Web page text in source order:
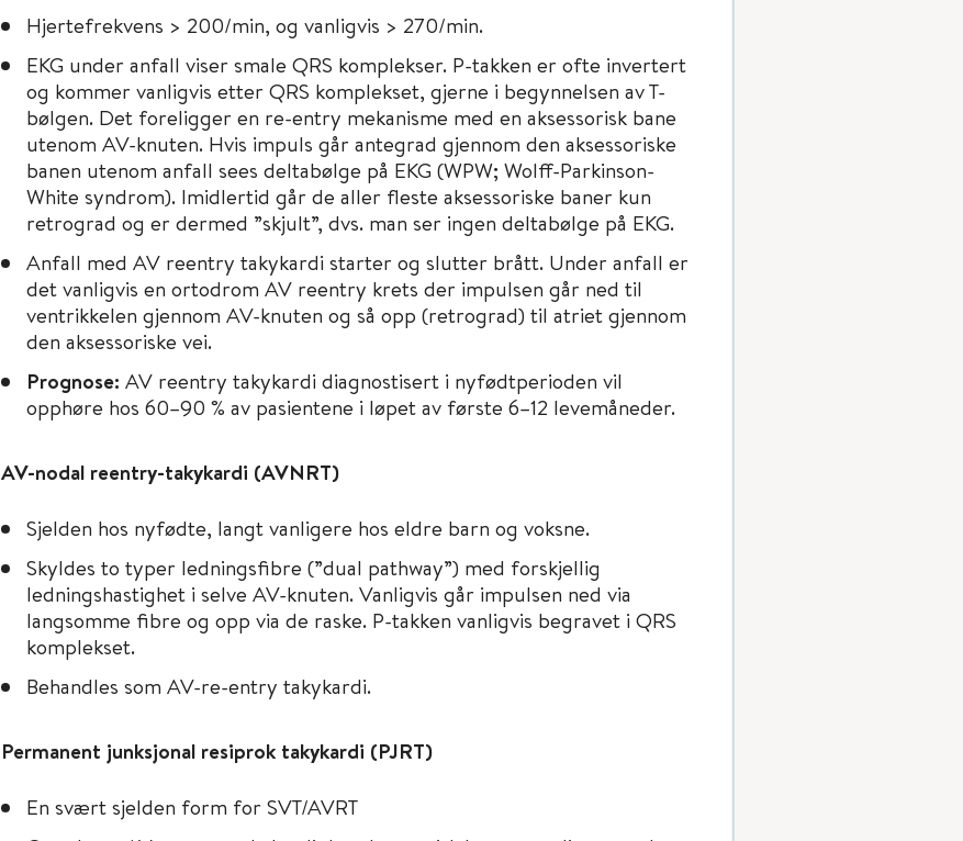
Hjertefrekvens > 200/min, og vanligvis > 270/min.
EKG under anfall viser smale QRS komplekser. P-takken er ofte invertert
og kommer vanligvis etter QRS komplekset, gjerne i begynnelsen av T-
bølgen. Det foreligger en re-entry mekanisme med en aksessorisk bane
utenom AV-knuten. Hvis impuls går antegrad gjennom den aksessoriske
banen utenom anfall sees deltabølge på EKG (WPW; Wolff-Parkinson-
White syndrom). Imidlertid går de aller fleste aksessoriske baner kun
retrograd og er dermed ”skjult”, dvs. man ser ingen deltabølge på EKG.
Anfall med AV reentry takykardi starter og slutter brått. Under anfall er
det vanligvis en ortodrom AV reentry krets der impulsen går ned til
ventrikkelen gjennom AV-knuten og så opp (retrograd) til atriet gjennom
den aksessoriske vei.
Prognose: AV reentry takykardi diagnostisert i nyfødtperioden vil
opphøre hos 60–90 % av pasientene i løpet av første 6–12 levemåneder.
AV-nodal reentry-takykardi (AVNRT)
Sjelden hos nyfødte, langt vanligere hos eldre barn og voksne.
Skyldes to typer ledningsfibre (”dual pathway”) med forskjellig
ledningshastighet i selve AV-knuten. Vanligvis går impulsen ned via
langsomme fibre og opp via de raske. P-takken vanligvis begravet i QRS
komplekset.
Behandles som AV-re-entry takykardi.
Permanent junksjonal resiprok takykardi (PJRT)
En svært sjelden form for SVT/AVRT